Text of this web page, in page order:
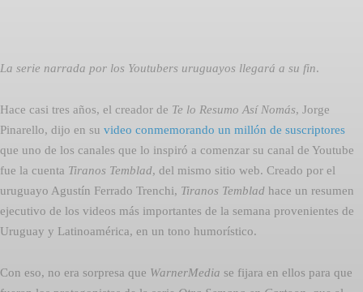
La serie narrada por los Youtubers uruguayos llegará a su fin.
Hace casi tres años, el creador de  Te lo Resumo Así Nomás, Jorge
Pinarello, dijo en su video conmemorando un millón de suscriptores
que uno de los canales que lo inspiró a comenzar su canal de Youtube
fue la cuenta  Tiranos Temblad, del mismo sitio web. Creado por el
uruguayo Agustín Ferrado Trenchi,  Tiranos Temblad  hace un resumen
ejecutivo de los videos más importantes de la semana provenientes de
Uruguay y Latinoamérica, en un tono humorístico.
Con eso, no era sorpresa que WarnerMedia se fijara en ellos para que